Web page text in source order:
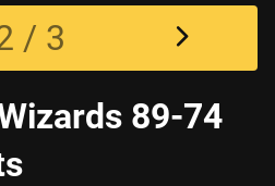
/ 3
89-74